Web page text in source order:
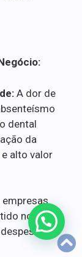
A dor de
dental
da
alto valor
empresas
no plano